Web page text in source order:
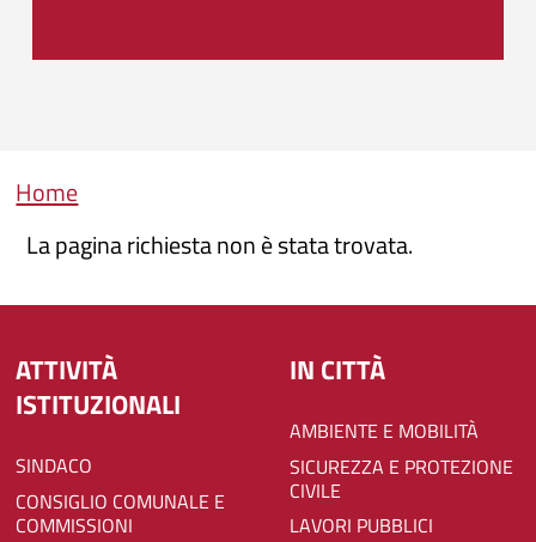
Briciole di pane
Home
La pagina richiesta non è stata trovata.
ATTIVITÀ
ISTITUZIONALI
SINDACO
CONSIGLIO COMUNALE E
COMMISSIONI
IN CITTÀ
AMBIENTE E MOBILITÀ
SICUREZZA E PROTEZIONE
CIVILE
LAVORI PUBBLICI